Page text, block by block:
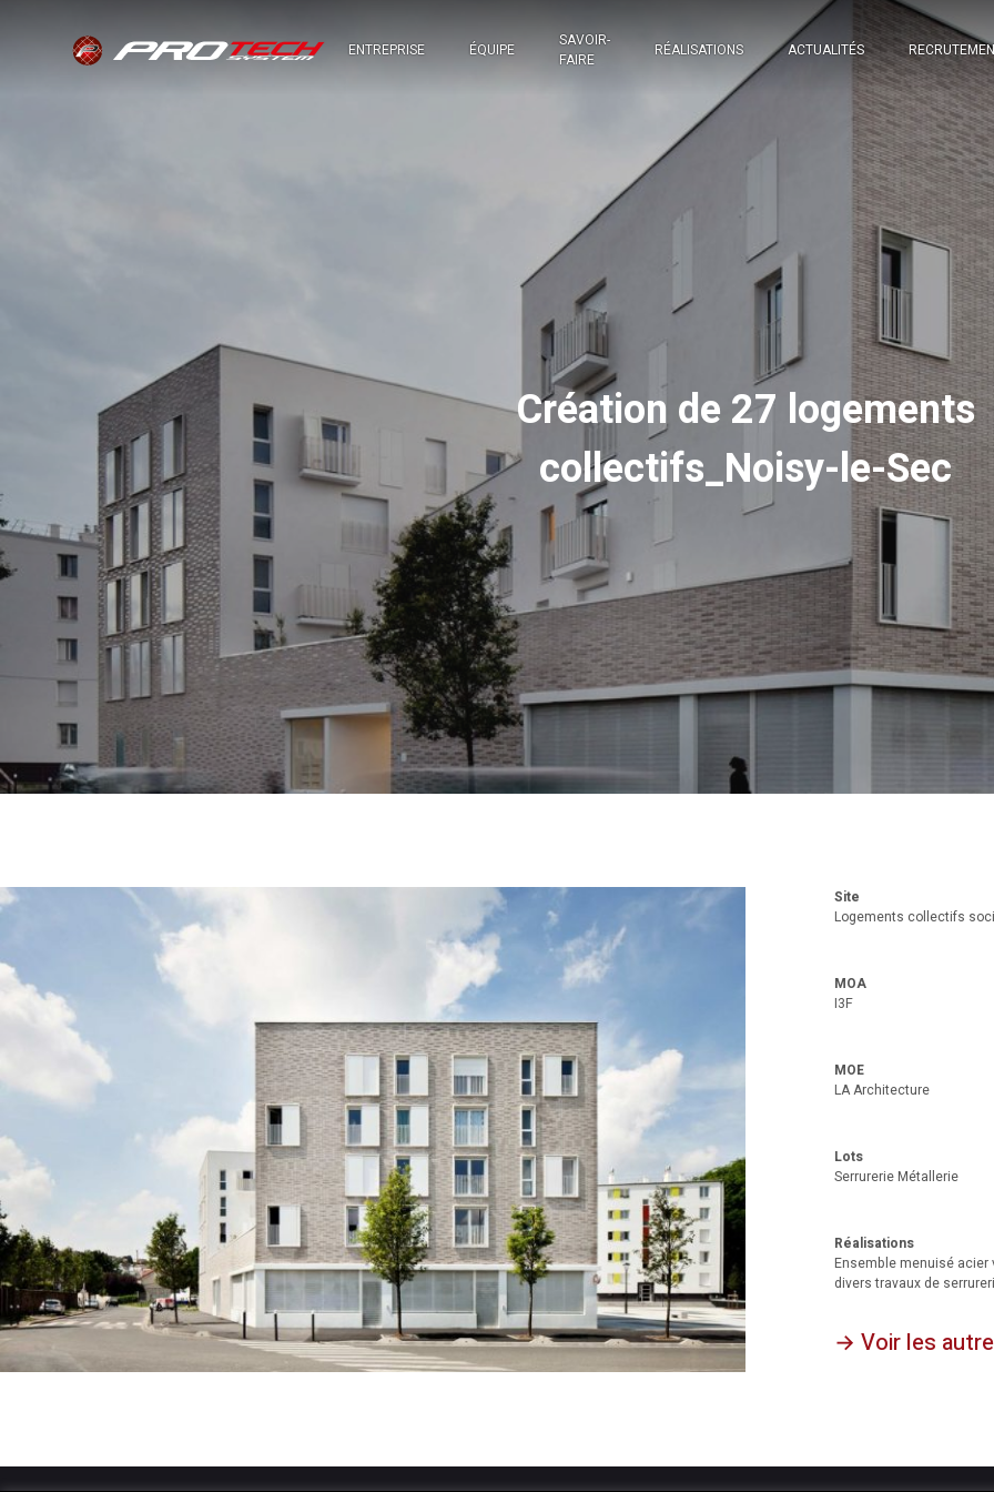
ENTREPRISE ÉQUIPE
SAVOIR-
FAIRE
RÉALISATIONS ACTUALITÉS
Création de 27 logements
collectifs_Noisy-le-Sec
Site
Logements collectifs
MOA
I3F
MOE
LA Architecture
Lots
Serrurerie Métallerie
Réalisations
Ensemble menuisé acier
divers travaux de
→ Voir les